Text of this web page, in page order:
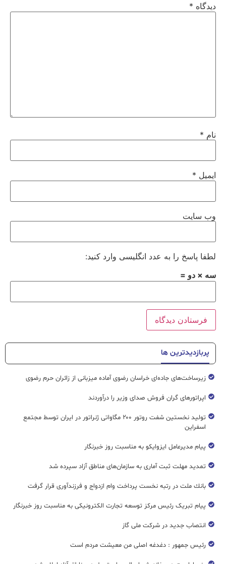
دیدگاه *
نام *
ایمیل *
وب‌ سایت
لطفا پاسخ را به عدد انگلیسی وارد کنید:
سه × دو =
پربازدیدترین ها
زیرساخت‌های جاده‌ای خراسان رضوی آماده میزبانی از زائران حرم رضوی
اپراتورهای گران فروش صدای وزیر را درآوردند
تولید نخستین شفت روتور ۲۰۰ مگاواتی ژنراتور در ایران توسط مجتمع
اسفراین
پیام مدیرعامل ایزوایکو به مناسبت روز خبرنگار
تمدید مهلت ثبت آماری به سازمان‌های مناطق آزاد سپرده شد
بانك ملت در رتبه نخست پرداخت وام ازدواج و فرزندآوری قرار گرفت
پیام تبریک رئیس مرکز توسعه تجارت الکترونیکی به مناسبت روز خبرنگار
انتصاب جدید در شرکت ملی گاز
رئیس جمهور : دغدغه اصلی من معیشت مردم است